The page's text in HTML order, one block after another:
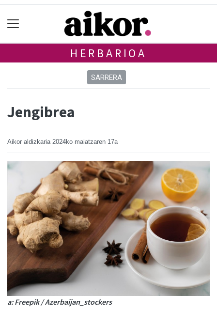
HERBARIOA
SARRERA
Jengibrea
Aikor aldizkaria 2024ko maiatzaren 17a
a: Freepik / Azerbaijan_stockers